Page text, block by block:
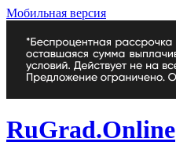
Мобильная версия
RuGrad.Online